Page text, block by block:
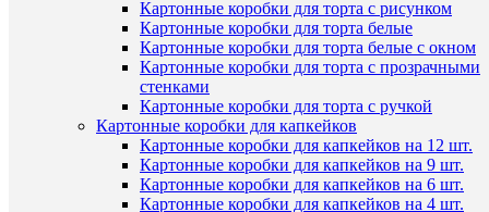
Картонные коробки для торта с рисунком
Картонные коробки для торта белые
Картонные коробки для торта белые с окном
Картонные коробки для торта с прозрачными
стенками
Картонные коробки для торта с ручкой
Картонные коробки для капкейков
Картонные коробки для капкейков на 12 шт.
Картонные коробки для капкейков на 9 шт.
Картонные коробки для капкейков на 6 шт.
Картонные коробки для капкейков на 4 шт.
корзину
в
клик
К
Быстрый